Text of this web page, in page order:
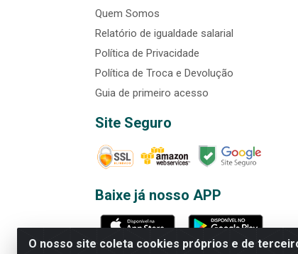
O nosso site coleta cookies próprios e de
Quem Somos
Relatório de igualdade salarial
Política de Privacidade
Política de Troca e Devolução
Guia de primeiro acesso
Site Seguro
Baixe já nosso APP